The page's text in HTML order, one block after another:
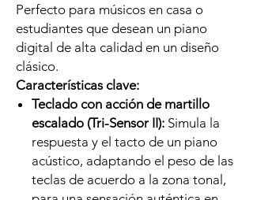
Perfecto para músicos en casa o
estudiantes que desean un piano
digital de alta calidad en un diseño
clásico.
Características clave:
Teclado con acción de martillo
escalado (Tri-Sensor II): Simula la
respuesta y el tacto de un piano
acústico, adaptando el peso de las
teclas de acuerdo a la zona tonal,